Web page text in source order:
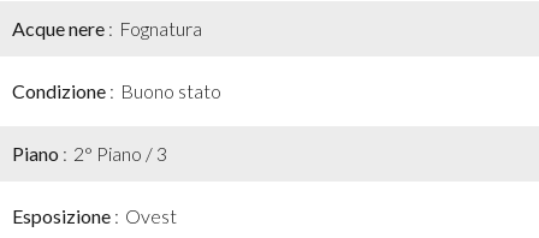
Acque nere Fognatura
Condizione Buono stato
Piano 2° Piano / 3
Esposizione Ovest